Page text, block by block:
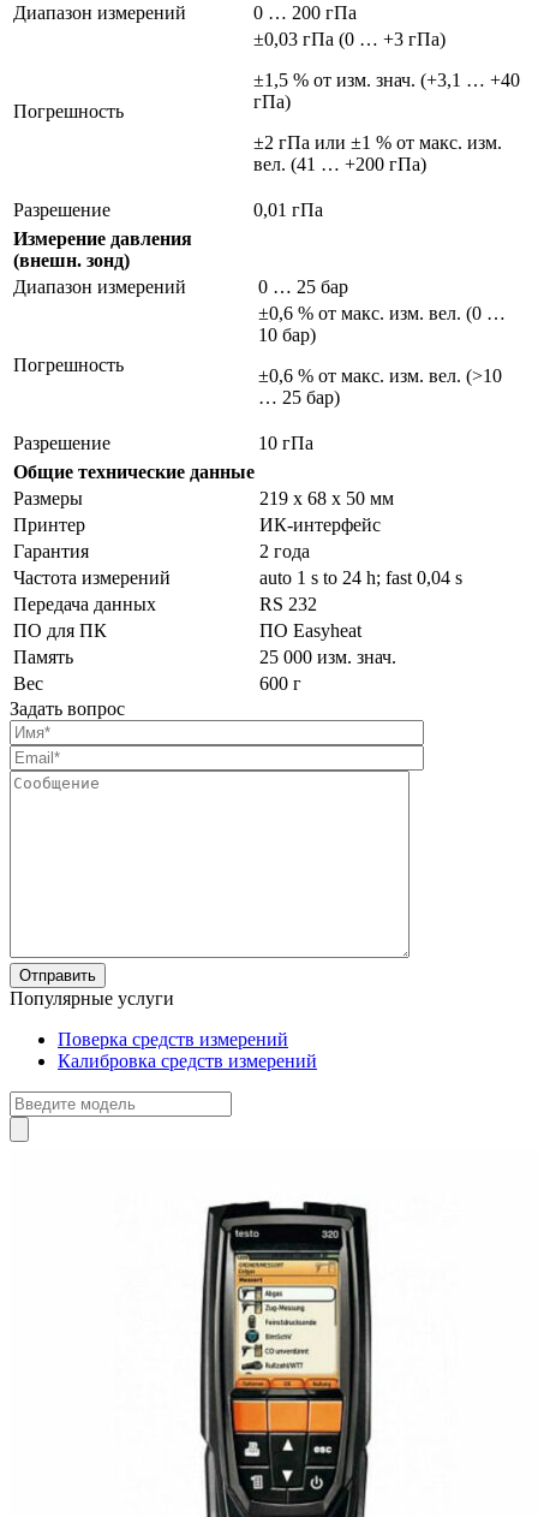
Диапазон измерений
0 … 200 гПа
Погрешность
±0,03 гПа (0 … +3 гПа)
±1,5 % от изм. знач. (+3,1 … +40
гПа)
±2 гПа или ±1 % от макс. изм.
вел. (41 … +200 гПа)
Разрешение
0,01 гПа
Измерение давления
(внешн. зонд)
Диапазон измерений
0 … 25 бар
Погрешность
±0,6 % от макс. изм. вел. (0 …
10 бар)
±0,6 % от макс. изм. вел. (>10
… 25 бар)
Разрешение
10 гПа
Общие технические данные
Размеры
219 x 68 x 50 мм
Принтер
ИК-интерфейс
Гарантия
2 года
Частота измерений
auto 1 s to 24 h; fast 0,04 s
Передача данных
RS 232
ПО для ПК
ПО Easyheat
Память
25 000 изм. знач.
Вес
600 г
Задать вопрос
Популярные услуги
Поверка средств измерений
Калибровка средств измерений